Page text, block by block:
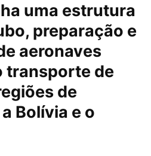
uma estrutura
preparação e
aeronaves
transporte de
de
Bolívia e o